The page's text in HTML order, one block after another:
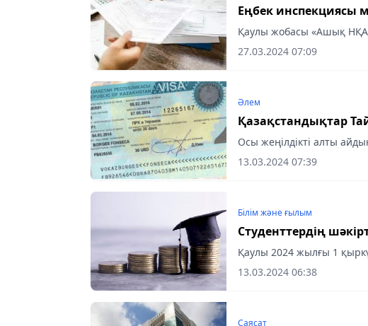
Еңбек инспекциясы
Қаулы жобасы «Ашық
27.03.2024 07:09
Әлем
Қазақстандықтар
Осы жеңілдікті алты
13.03.2024 07:39
Білім және ғылым
Студенттердің
Қаулы 2024 жылғы 1
13.03.2024 06:38
Саясат